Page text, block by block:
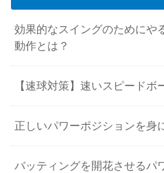
効果的なスイングのためにや
動作とは？
【速球対策】速いスピードボ
正しいパワーポジションを身
バッティングを開花させるパ